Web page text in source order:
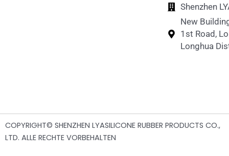
Shenzhen
New
1st Road,
Longhua
COPYRIGHT© SHENZHEN LYASILICONE RUBBER PRODUCTS CO.,
LTD. ALLE RECHTE VORBEHALTEN